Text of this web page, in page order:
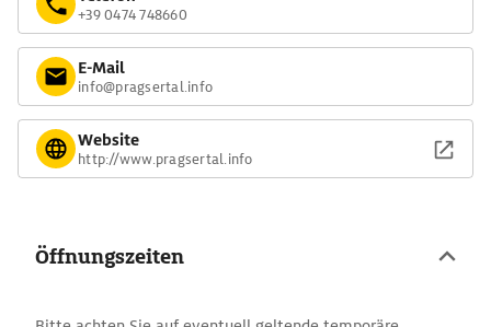
Ein Naturlehrpfad informiert über Flora und Fauna der Region,
die sich je nach Saison auch für die Vogelbeobachtung eignet.
+39 0474 748660
E-Mail
info@pragsertal.info
Website
http://www.pragsertal.info
Öffnungszeiten